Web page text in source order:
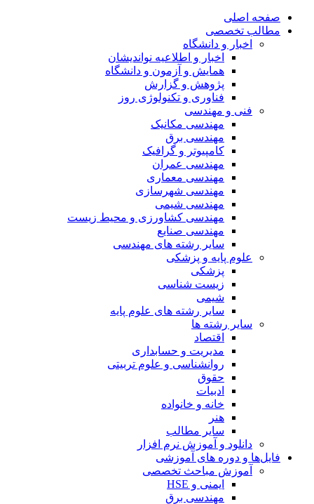
صفحه اصلی
مطالب تخصصی
اخبار و دانشگاه
اخبار و اطلاعیه نواندیشان
همایش و آزمون و دانشگاه
پژوهش و گزارش
فناوری و تکنولوژی روز
فنی و مهندسی
مهندسی مکانیک
مهندسی برق
کامپیوتر و گرافیک
مهندسی عمران
مهندسی معماری
مهندسی شهرسازی
مهندسی شیمی
مهندسی کشاورزی و محیط زیست
مهندسی صنایع
سایر رشته های مهندسی
علوم پایه و پزشکی
پزشکی
زیست شناسی
شیمی
سایر رشته های علوم پایه
سایر رشته ها
اقتصاد
مدیریت و حسابداری
روانشناسی و علوم تربیتی
حقوق
ادبیات
خانه و خانواده
هنر
سایر مطالب
دانلود و آموزش نرم افزار
فایل‌ها و دوره های آموزشی
آموزش مباحث تخصصی
ایمنی و HSE
مهندسی برق